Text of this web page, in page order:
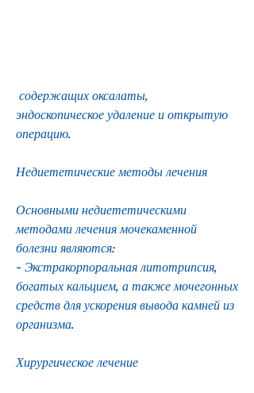
эндоскопическое удаление и открытую
операцию.
Недиететические методы лечения
Основными недиететическими
методами лечения мочекаменной
болезни являются:
- Экстракорпоральная литотрипсия,
богатых кальцием, а также мочегонных
средств для ускорения вывода камней из
организма.
Хирургическое лечение